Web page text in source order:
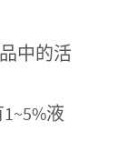
中的活
液